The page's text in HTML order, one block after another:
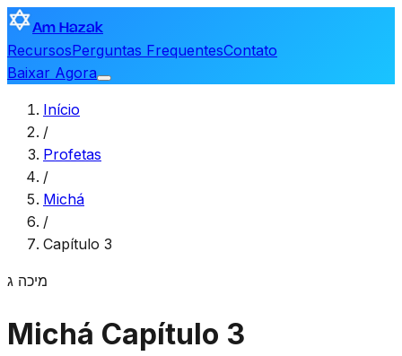
Am Hazak
RecursosPerguntas FrequentesContato
Baixar Agora
Início
/
Profetas
/
Michá
/
Capítulo 3
מיכה ג
Michá Capítulo 3